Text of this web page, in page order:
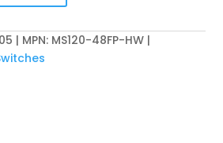
| MPN: MS120-48FP-HW